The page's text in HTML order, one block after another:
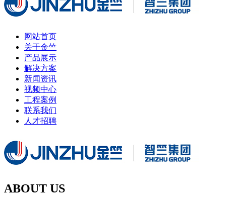
网站首页
关于金竺
产品展示
解决方案
新闻资讯
视频中心
工程案例
联系我们
人才招聘
ABOUT US